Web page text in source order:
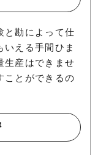
と勘によって仕
いえる手間ひま
生産はできませ
ことができるの